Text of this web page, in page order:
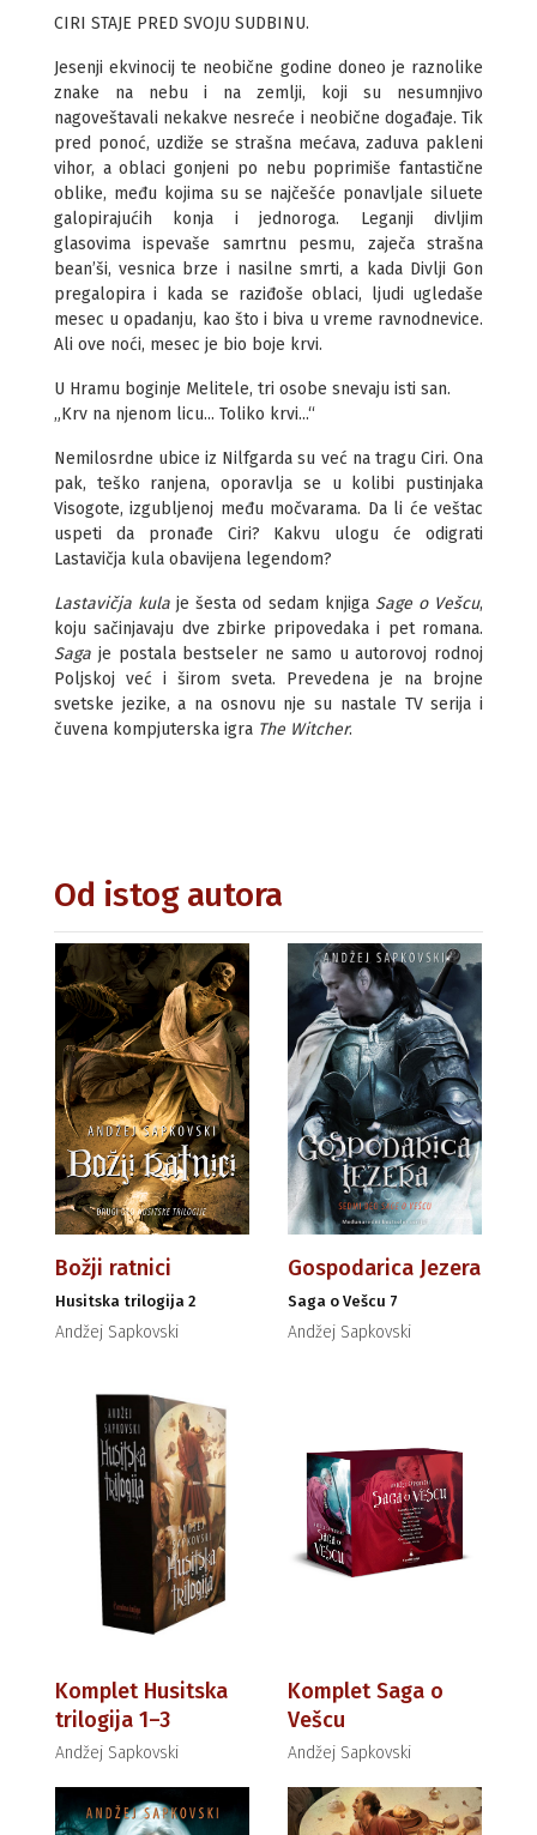
CIRI STAJE PRED SVOJU SUDBINU.
Jesenji ekvinocij te neobične godine doneo je raznolike
znake na nebu i na zemlji, koji su nesumnjivo
nagoveštavali nekakve nesreće i neobične događaje. Tik
pred ponoć, uzdiže se strašna mećava, zaduva pakleni
vihor, a oblaci gonjeni po nebu poprimiše fantastične
oblike, među kojima su se najčešće ponavljale siluete
galopirajućih konja i jednoroga. Leganji divljim
glasovima ispevaše samrtnu pesmu, zaječa strašna
bean’ši, vesnica brze i nasilne smrti, a kada Divlji Gon
pregalopira i kada se raziđoše oblaci, ljudi ugledaše
mesec u opadanju, kao što i biva u vreme ravnodnevice.
Ali ove noći, mesec je bio boje krvi.
U Hramu boginje Melitele, tri osobe snevaju isti san.
„Krv na njenom licu... Toliko krvi...“
Nemilosrdne ubice iz Nilfgarda su već na tragu Ciri. Ona
pak, teško ranjena, oporavlja se u kolibi pustinjaka
Visogote, izgubljenoj među močvarama. Da li će veštac
uspeti da pronađe Ciri? Kakvu ulogu će odigrati
Lastavičja kula obavijena legendom?
Lastavičja kula je šesta od sedam knjiga Sage o Vešcu,
koju sačinjavaju dve zbirke pripovedaka i pet romana.
Saga je postala bestseler ne samo u autorovoj rodnoj
Poljskoj već i širom sveta. Prevedena je na brojne
svetske jezike, a na osnovu nje su nastale TV serija i
čuvena kompjuterska igra The Witcher.
Od istog autora
Božji ratnici
Husitska trilogija 2
Andžej Sapkovski
Gospodarica Jezera
Saga o Vešcu 7
Andžej Sapkovski
Komplet Husitska
trilogija 1–3
Andžej Sapkovski
Komplet Saga o
Vešcu
Andžej Sapkovski